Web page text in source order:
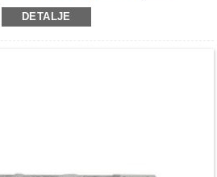
godkendelsescertifikater, "højtforseglet
levetid" og fem andre
DETALJE